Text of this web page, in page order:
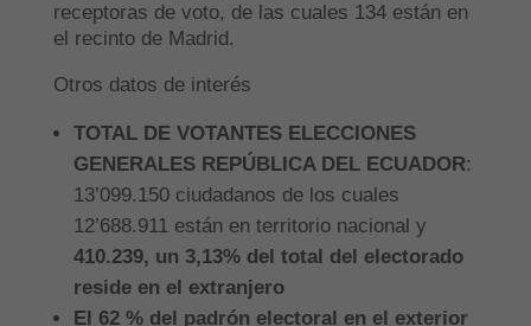
receptoras de voto, de las cuales 134 están en
el recinto de Madrid.
Otros datos de interés
TOTAL DE VOTANTES ELECCIONES
GENERALES REPÚBLICA DEL ECUADOR:
13’099.150 ciudadanos de los cuales
12’688.911 están en territorio nacional y
410.239, un 3,13% del total del electorado
reside en el extranjero
El 62 % del padrón electoral en el exterior